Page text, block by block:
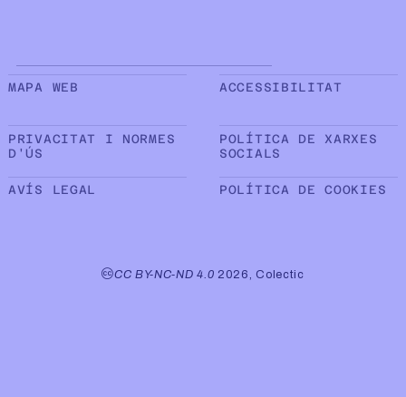
Sub peu de pàgina
MAPA WEB ACCESSIBILITAT
PRIVACITAT I NORMES
D'ÚS
POLÍTICA DE XARXES
SOCIALS
AVÍS LEGAL POLÍTICA DE COOKIES
CC BY-NC-ND 4.0 2026, Colectic